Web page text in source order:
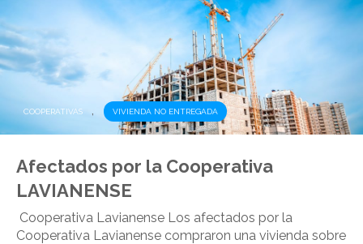
COOPERATIVAS , VIVIENDA NO ENTREGADA
Afectados por la Cooperativa
LAVIANENSE
Cooperativa Lavianense Los afectados por la
Cooperativa Lavianense compraron una vivienda sobre